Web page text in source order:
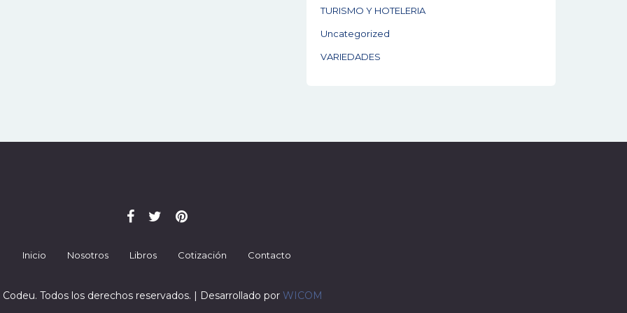
TURISMO Y HOTELERIA
Uncategorized
VARIEDADES
Inicio Nosotros Libros Cotización Contacto
Todos los derechos reservados. | Desarrollado por WICOM